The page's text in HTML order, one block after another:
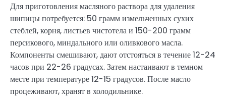
Для приготовления масляного раствора для удаления
шипицы потребуется: 50 грамм измельченных сухих
стеблей, корня, листьев чистотела и 150-200 грамм
персикового, миндального или оливкового масла.
Компоненты смешивают, дают отстояться в течение 12-24
часов при 22-26 градусах. Затем настаивают в темном
месте при температуре 12-15 градусов. После масло
процеживают, хранят в холодильнике.